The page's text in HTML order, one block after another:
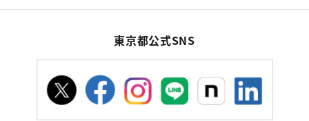
東京都公式SNS